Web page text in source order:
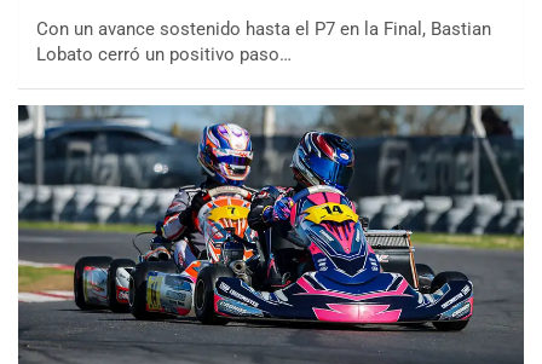
Con un avance sostenido hasta el P7 en la Final, Bastian
Lobato cerró un positivo paso…